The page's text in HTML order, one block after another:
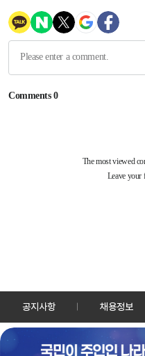
공지사항 채용정보
30128 세종특별자치시 정
TEL: